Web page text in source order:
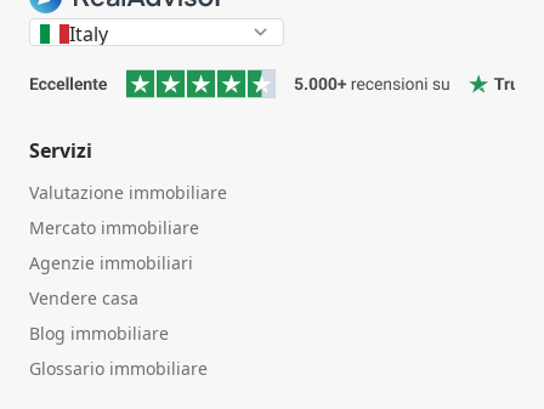
Italy
Servizi
Valutazione immobiliare
Mercato immobiliare
Agenzie immobiliari
Vendere casa
Blog immobiliare
Glossario immobiliare